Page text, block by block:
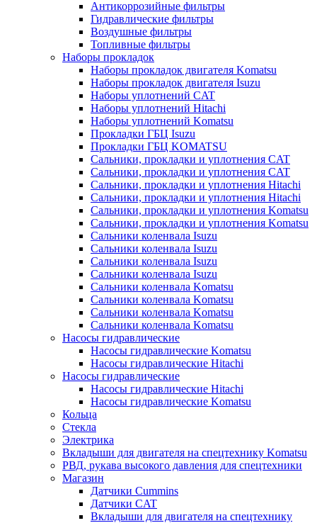
Антикоррозийные фильтры
Гидравлические фильтры
Воздушные фильтры
Топливные фильтры
Наборы прокладок
Наборы прокладок двигателя Komatsu
Наборы прокладок двигателя Isuzu
Наборы уплотнений CAT
Наборы уплотнений Hitachi
Наборы уплотнений Komatsu
Прокладки ГБЦ Isuzu
Прокладки ГБЦ KOMATSU
Сальники, прокладки и уплотнения CAT
Сальники, прокладки и уплотнения CAT
Сальники, прокладки и уплотнения Hitachi
Сальники, прокладки и уплотнения Hitachi
Сальники, прокладки и уплотнения Komatsu
Сальники, прокладки и уплотнения Komatsu
Сальники коленвала Isuzu
Сальники коленвала Isuzu
Сальники коленвала Isuzu
Сальники коленвала Isuzu
Сальники коленвала Komatsu
Сальники коленвала Komatsu
Сальники коленвала Komatsu
Сальники коленвала Komatsu
Насосы гидравлические
Насосы гидравлические Komatsu
Насосы гидравлические Hitachi
Насосы гидравлические
Насосы гидравлические Hitachi
Насосы гидравлические Komatsu
Кольца
Стекла
Электрика
Вкладыши для двигателя на спецтехнику Komatsu
РВД, рукава высокого давления для спецтехники
Магазин
Датчики Cummins
Датчики CAT
Вкладыши для двигателя на спецтехнику